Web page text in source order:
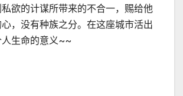
欲的计谋所带来的不合一，赐给他
，没有种族之分。在这座城市活出
生命的意义~~